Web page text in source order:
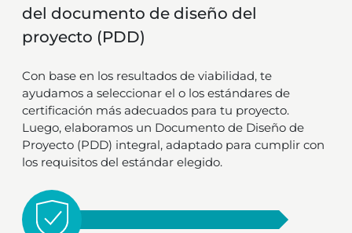
del documento de diseño del
proyecto (PDD)
Con base en los resultados de viabilidad, te
ayudamos a seleccionar el o los estándares de
certificación más adecuados para tu proyecto.
Luego, elaboramos un Documento de Diseño de
Proyecto (PDD) integral, adaptado para cumplir con
los requisitos del estándar elegido.